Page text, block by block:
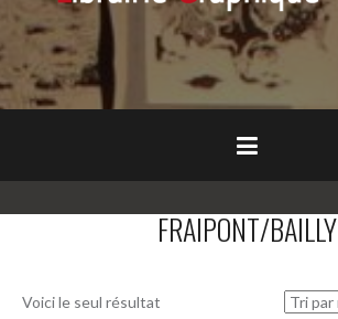
FRAIPONT/BAILLY
Voici le seul résultat